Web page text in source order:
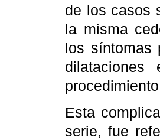
de los casos
la misma
los síntomas
Esta
serie, fue